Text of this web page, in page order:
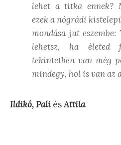
lehet a titka ennek?
ezek a nógrádi
mondása jut
lehetsz, ha
tekintetben van még
mindegy, hol is van az
Ildikó, Pali ésAttila